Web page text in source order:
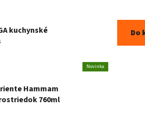
kuchynské
Hammam
760ml
Do
Novinka